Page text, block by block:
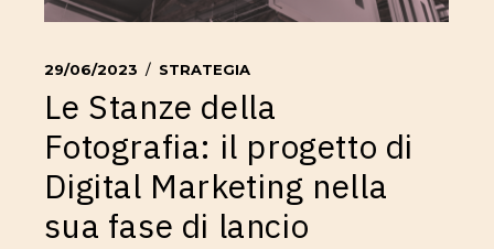
29/06/2023 STRATEGIA
Le Stanze della
Fotografia: il progetto di
Digital Marketing nella
sua fase di lancio